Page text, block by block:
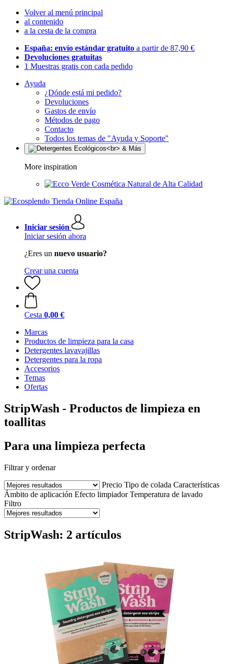
Volver al menú principal
al contenido
a la cesta de la compra
España: envío estándar gratuito a partir de 87,90 €
Devoluciones gratuitas
1 Muestras gratis con cada pedido
Ayuda
¿Dónde está mi pedido?
Devoluciones
Gastos de envío
Métodos de pago
Contacto
Todos los temas de "Ayuda y Soporte"
More inspiration
Cosmética Natural de Alta Calidad
Iniciar sesión
Iniciar sesión ahora
¿Eres un nuevo usuario?
Crear una cuenta
Cesta 0,00 €
Marcas
Productos de limpieza para la casa
Detergentes lavavajillas
Detergentes para la ropa
Accesorios
Temas
Ofertas
StripWash - Productos de limpieza en
toallitas
Para una limpieza perfecta
Filtrar y ordenar
Precio Tipo de colada Características
Ámbito de aplicación Efecto limpiador Temperatura de lavado
Filtro
StripWash: 2 artículos